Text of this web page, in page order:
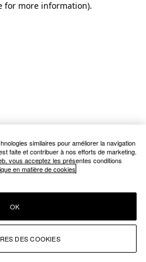
for more information).
similaires pour améliorer la navigation
faite et contribuer à nos efforts de marketing.
vous acceptez les présentes conditions
en matière de cookies
DES COOKIES
OK